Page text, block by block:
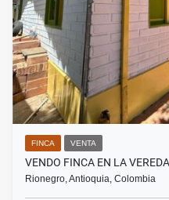
FINCA VENTA
VENDO FINCA EN LA
Rionegro, Antioquia, Colombia